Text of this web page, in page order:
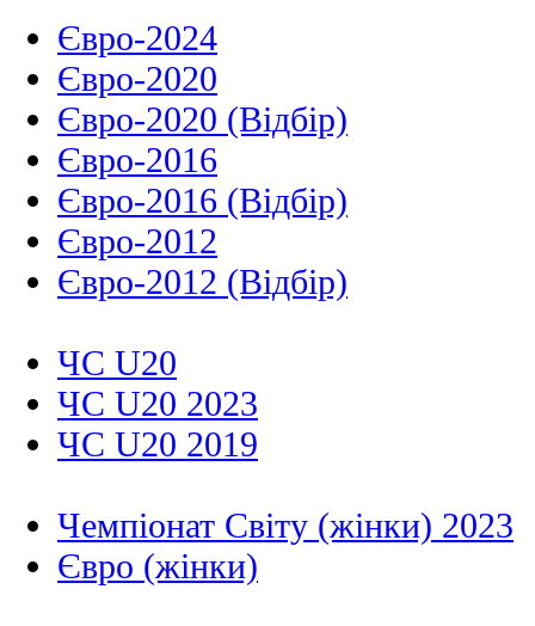
Євро-2024
Євро-2020
Євро-2020 (Відбір)
Євро-2016
Євро-2016 (Відбір)
Євро-2012
Євро-2012 (Відбір)
ЧС U20
ЧС U20 2023
ЧС U20 2019
Чемпіонат Світу (жінки) 2023
Євро (жінки)